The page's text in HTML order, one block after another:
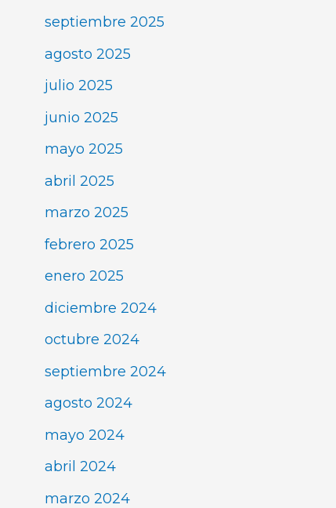
septiembre 2025
agosto 2025
julio 2025
junio 2025
mayo 2025
abril 2025
marzo 2025
febrero 2025
enero 2025
diciembre 2024
octubre 2024
septiembre 2024
agosto 2024
mayo 2024
abril 2024
marzo 2024